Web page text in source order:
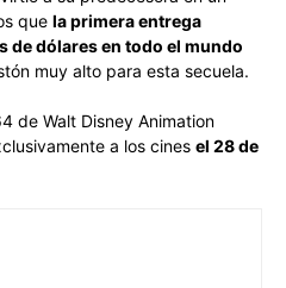
que la primera entrega
de dólares en todo el mundo
muy alto para esta secuela.
de Walt Disney Animation
a los cines el 28 de